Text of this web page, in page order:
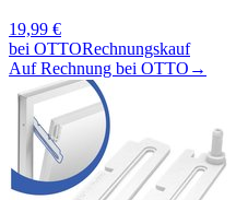
19,99 €
bei OTTORechnungskauf
Auf Rechnung bei OTTO →